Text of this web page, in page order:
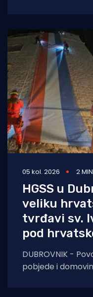
05 kol. 2026 2
HGSS u
veliku
tvrđavi sv.
pod
DUBROVNIK -
pobjede i